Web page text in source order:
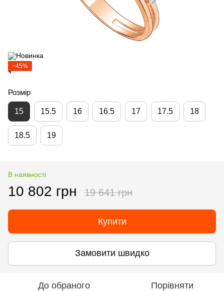
−45%
Розмір
15 15.5 16 16.5 17 17.5 18
18.5 19
В наявності
10 802 грн 19 641 грн
Купити
Замовити швидко
До обраного Порівняти